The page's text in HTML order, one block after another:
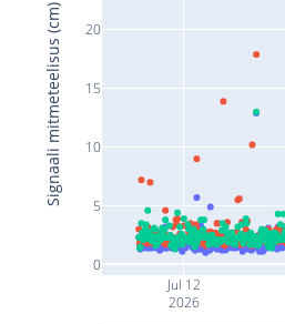
Jul 12
2026
0
5
10
15
20
Signaali mitmeteelisus (cm)